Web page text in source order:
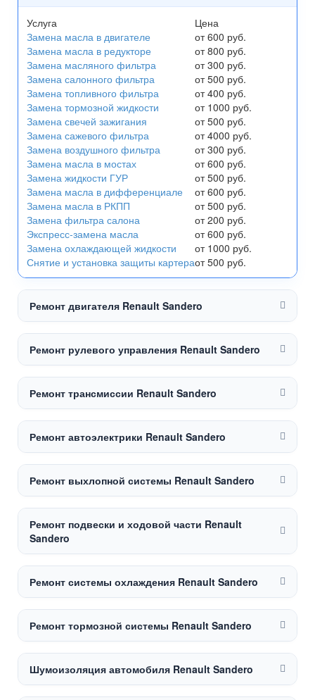
Услуга
Цена
Замена масла в двигателе
от 600 руб.
Замена масла в редукторе
от 800 руб.
Замена масляного фильтра
от 300 руб.
Замена салонного фильтра
от 500 руб.
Замена топливного фильтра
от 400 руб.
Замена тормозной жидкости
от 1000 руб.
Замена свечей зажигания
от 500 руб.
Замена сажевого фильтра
от 4000 руб.
Замена воздушного фильтра
от 300 руб.
Замена масла в мостах
от 600 руб.
Замена жидкости ГУР
от 500 руб.
Замена масла в дифференциале
от 600 руб.
Замена масла в РКПП
от 500 руб.
Замена фильтра салона
от 200 руб.
Экспресс-замена масла
от 600 руб.
Замена охлаждающей жидкости
от 1000 руб.
Снятие и установка защиты картераот 500 руб.
Ремонт двигателя Renault Sandero
Ремонт рулевого управления Renault Sandero
Ремонт трансмиссии Renault Sandero
Ремонт автоэлектрики Renault Sandero
Ремонт выхлопной системы Renault Sandero
Ремонт подвески и ходовой части Renault
Sandero
Ремонт системы охлаждения Renault Sandero
Ремонт тормозной системы Renault Sandero
Шумоизоляция автомобиля Renault Sandero